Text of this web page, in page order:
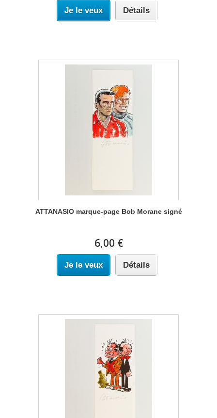
Je le veux Détails
ATTANASIO marque-page Bob Morane signé
6,00 €
Je le veux Détails